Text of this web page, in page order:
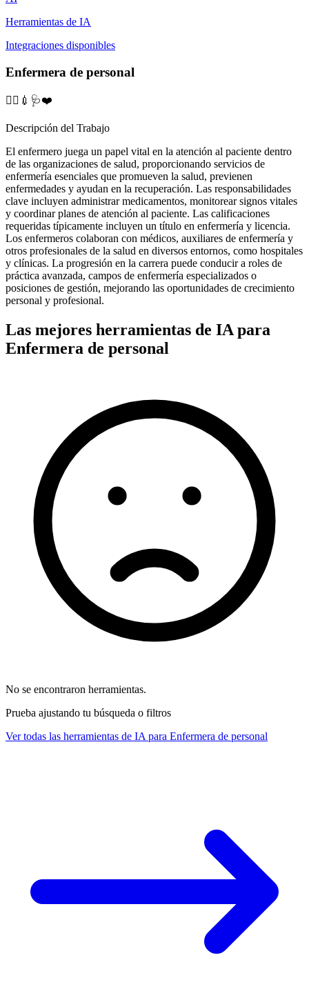
Herramientas de IA
Integraciones disponibles
Enfermera de personal
👩‍⚕️💉🩺❤️
Descripción del Trabajo
El enfermero juega un papel vital en la atención al paciente dentro
de las organizaciones de salud, proporcionando servicios de
enfermería esenciales que promueven la salud, previenen
enfermedades y ayudan en la recuperación. Las responsabilidades
clave incluyen administrar medicamentos, monitorear signos vitales
y coordinar planes de atención al paciente. Las calificaciones
requeridas típicamente incluyen un título en enfermería y licencia.
Los enfermeros colaboran con médicos, auxiliares de enfermería y
otros profesionales de la salud en diversos entornos, como hospitales
y clínicas. La progresión en la carrera puede conducir a roles de
práctica avanzada, campos de enfermería especializados o
posiciones de gestión, mejorando las oportunidades de crecimiento
personal y profesional.
Las mejores herramientas de IA para
Enfermera de personal
No se encontraron herramientas.
Prueba ajustando tu búsqueda o filtros
Ver todas las herramientas de IA para Enfermera de personal